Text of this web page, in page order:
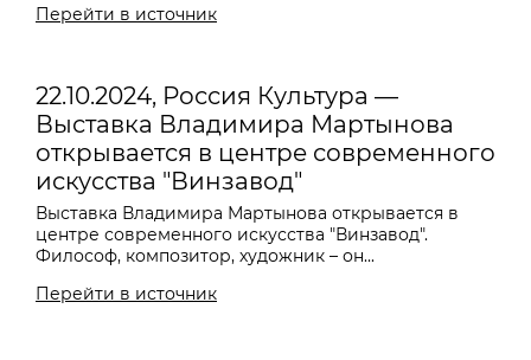
Перейти в источник
22.10.2024, Россия Культура —
Выставка Владимира Мартынова
открывается в центре современного
искусства "Винзавод"
Выставка Владимира Мартынова открывается в
центре современного искусства "Винзавод".
Философ, композитор, художник – он...
Перейти в источник